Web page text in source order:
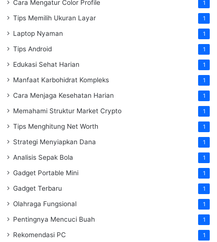
Cara Mengatur Color Profile 1
Tips Memilih Ukuran Layar 1
Laptop Nyaman 1
Tips Android 1
Edukasi Sehat Harian 1
Manfaat Karbohidrat Kompleks 1
Cara Menjaga Kesehatan Harian 1
Memahami Struktur Market Crypto 1
Tips Menghitung Net Worth 1
Strategi Menyiapkan Dana 1
Analisis Sepak Bola 1
Gadget Portable Mini 1
Gadget Terbaru 1
Olahraga Fungsional 1
Pentingnya Mencuci Buah 1
Rekomendasi PC 1